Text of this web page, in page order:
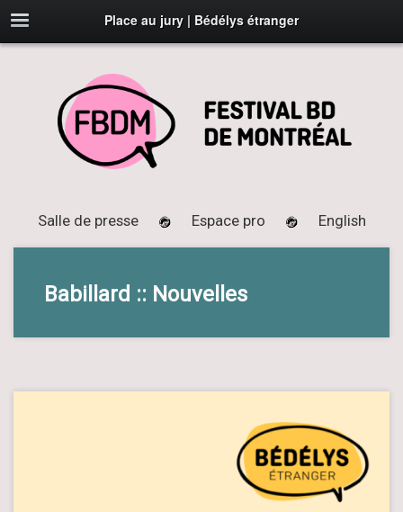
Place au jury | Bédélys étranger
Salle de presse Espace pro English
Babillard :: Nouvelles